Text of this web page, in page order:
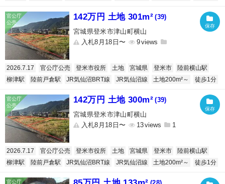
142万円 土地 301m² (39)
宮城県登米市津山町横山
入札8月18日〜
9
2026.7.17 官公庁公売 登米市役所 土地 宮城県 登米市
陸前横山駅
柳津駅
陸前戸倉駅 JR気仙沼BRT線 JR気仙沼線 土地200m²～ 徒歩1分
142万円 土地 300m² (39)
宮城県登米市津山町横山
入札8月18日〜
13 1
2026.7.17 官公庁公売 登米市役所 土地 宮城県 登米市
陸前横山駅
柳津駅
陸前戸倉駅 JR気仙沼BRT線 JR気仙沼線 土地200m²～ 徒歩1分